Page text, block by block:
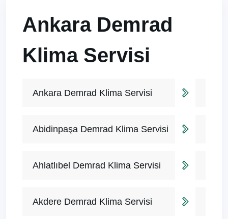
Ankara Demrad
Klima Servisi
Ankara Demrad Klima Servisi
Abidinpaşa Demrad Klima Servisi
Ahlatlıbel Demrad Klima Servisi
Akdere Demrad Klima Servisi